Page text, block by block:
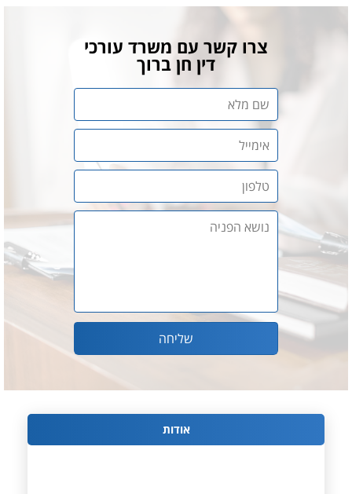
צרו קשר עם משרד עורכי
דין חן ברוך
אודות